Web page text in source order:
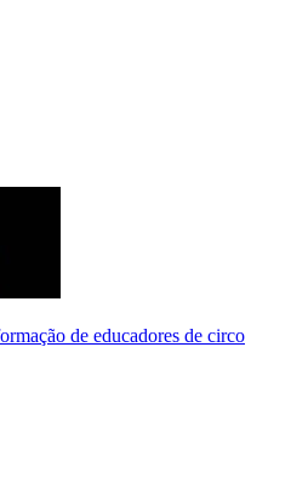
de educadores de circo